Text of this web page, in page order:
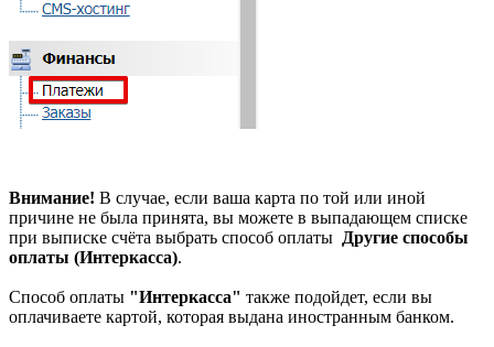
Внимание! В случае, если ваша карта по той или иной
причине не была принята, вы можете в выпадающем списке
при выписке счёта выбрать способ оплаты Другие способы
оплаты (Интеркасса).
Способ оплаты "Интеркасса" также подойдет, если вы
оплачиваете картой, которая выдана иностранным банком.